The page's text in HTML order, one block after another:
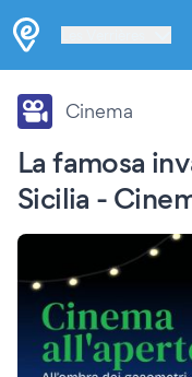
La famosa
Sicilia -
Cinema